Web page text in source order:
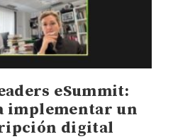
eSummit:
implementar un
digital